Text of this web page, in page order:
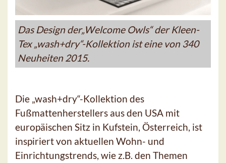
Das Design der„Welcome Owls“ der Kleen-
Tex „wash+dry“-Kollektion ist eine von 340
Neuheiten 2015.
Die „wash+dry“-Kollektion des
Fußmattenherstellers aus den USA mit
europäischen Sitz in Kufstein, Österreich, ist
inspiriert von aktuellen Wohn- und
Einrichtungstrends, wie z.B. den Themen